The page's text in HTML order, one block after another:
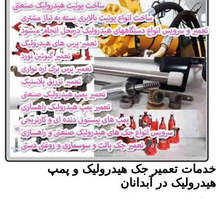
خدمات تعمیر جک هیدرولیک و پمپ
هیدرولیک در آبدانان